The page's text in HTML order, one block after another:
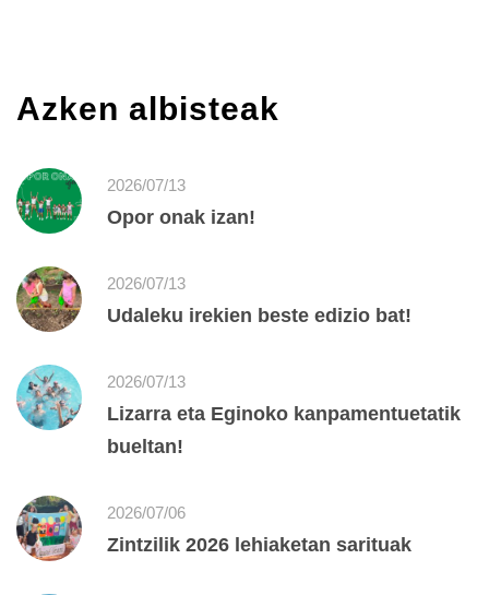
Azken albisteak
2026/07/13
Opor onak izan!
2026/07/13
Udaleku irekien beste edizio bat!
2026/07/13
Lizarra eta Eginoko kanpamentuetatik
bueltan!
2026/07/06
Zintzilik 2026 lehiaketan sarituak